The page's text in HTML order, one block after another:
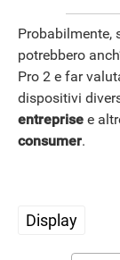
Probabilmente,
potrebbero
Pro 2 e far
dispositivi
entreprise e
consumer.
Display